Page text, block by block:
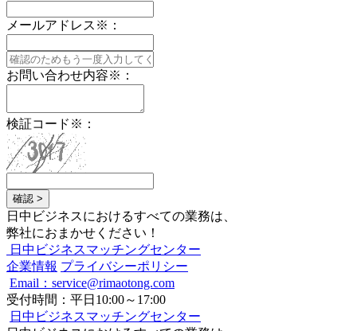
メールアドレス ※ ：
お問い合わせ内容※ ：
検証コード ※ ：
確認 >
日中ビジネスにおけるすべての業務は、
弊社におまかせください！
日中ビジネスマッチングセンター
企業情報 プライバシーポリシー
Email：service@rimaotong.com
受付時間：平日10:00～17:00
日中ビジネスマッチングセンター